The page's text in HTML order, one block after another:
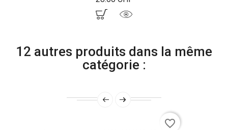
12 autres produits dans la même
catégorie :
favorite_border